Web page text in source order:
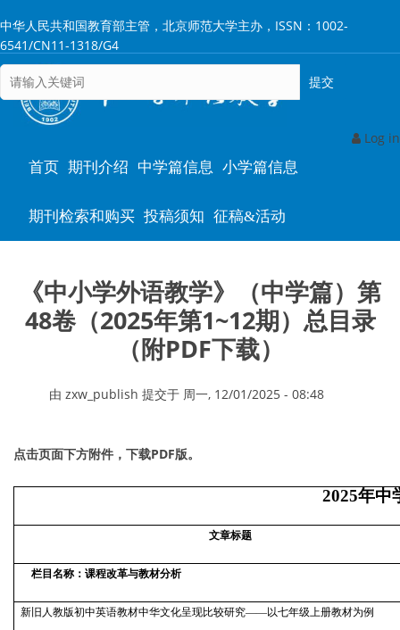
转
到
主
要
中华人民共和国教育部主管，北京师范大学主办，ISSN：1002-
6541/CN11-1318/G4
Log in
Main
navigation
首页 期刊介绍 中学篇信息 小学篇信息
期刊检索和购买 投稿须知 征稿&活动
《中小学外语教学》（中学篇）第
48卷（2025年第1~12期）总目录
（附PDF下载）
由 zxw_publish 提交于 周一, 12/01/2025 - 08:48
点击页面下方附件，下载PDF版。
2025年中
文章标题
栏目名称：课程改革与教材分析
新旧人教版初中英语教材中华文化呈现比较研究——以七年级上册教材为例